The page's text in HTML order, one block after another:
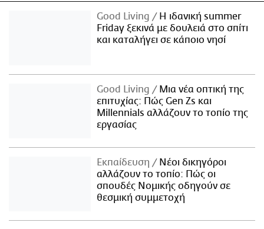
Good Living
Η ιδανική summer
Friday ξεκινά με δουλειά στο σπίτι
και καταλήγει σε κάποιο νησί
Good Living
Μια νέα οπτική της
επιτυχίας: Πώς Gen Zs και
Millennials αλλάζουν το τοπίο της
εργασίας
Εκπαίδευση
Νέοι δικηγόροι
αλλάζουν το τοπίο: Πώς οι
σπουδές Νομικής οδηγούν σε
θεσμική συμμετοχή